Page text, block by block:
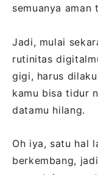
semuanya aman
Jadi, mulai
rutinitas
gigi, harus
kamu bisa tidur
datamu hilang.
Oh iya, satu hal
berkembang,